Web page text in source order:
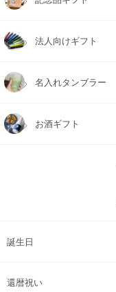
法人向けギフト
名入れタンブラー
お酒ギフト
誕生日
還暦祝い